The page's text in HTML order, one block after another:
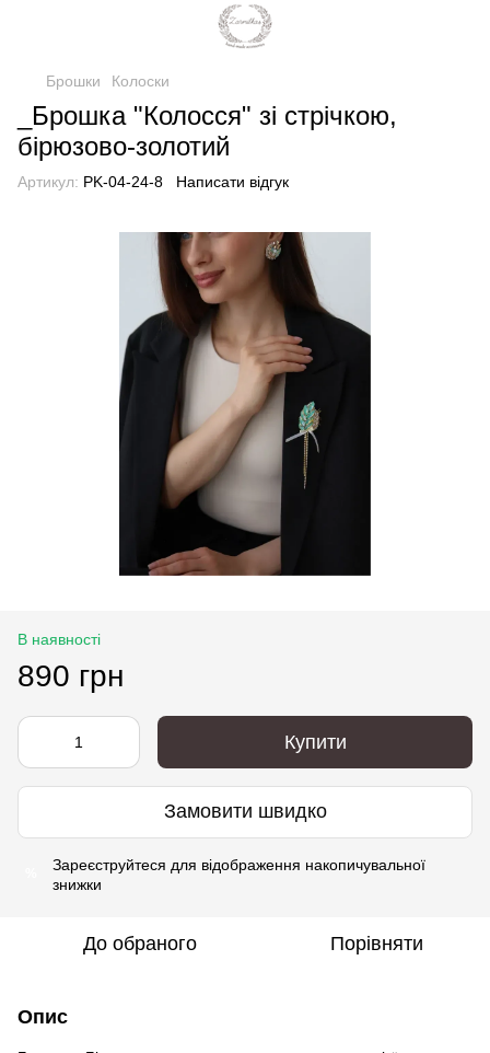
Брошки Колоски
_Брошка "Колосся" зі стрічкою,
бірюзово-золотий
Артикул: PK-04-24-8 Написати відгук
В наявності
890 грн
Купити
Замовити швидко
Зареєструйтеся для відображення накопичувальної
знижки
До обраного Порівняти
Опис